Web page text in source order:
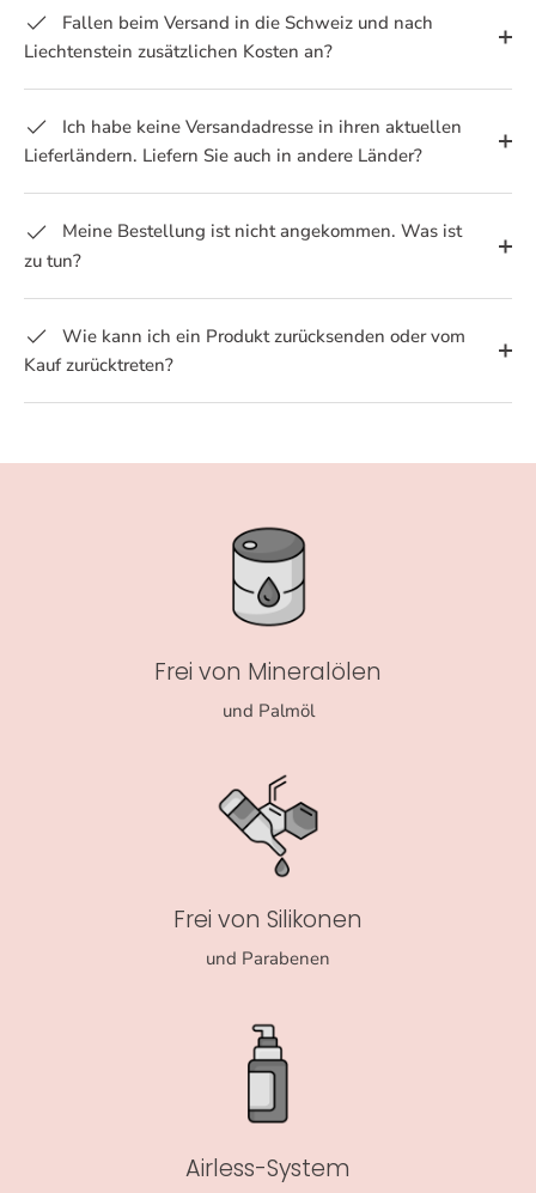
Fallen beim Versand in die Schweiz und nach
Liechtenstein zusätzlichen Kosten an?
Ich habe keine Versandadresse in ihren aktuellen
Lieferländern. Liefern Sie auch in andere Länder?
Meine Bestellung ist nicht angekommen. Was ist
zu tun?
Wie kann ich ein Produkt zurücksenden oder vom
Kauf zurücktreten?
Frei von Mineralölen
und Palmöl
Frei von Silikonen
und Parabenen
Airless-System